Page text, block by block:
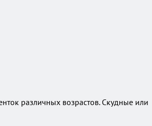
различных возрастов. Скудные или